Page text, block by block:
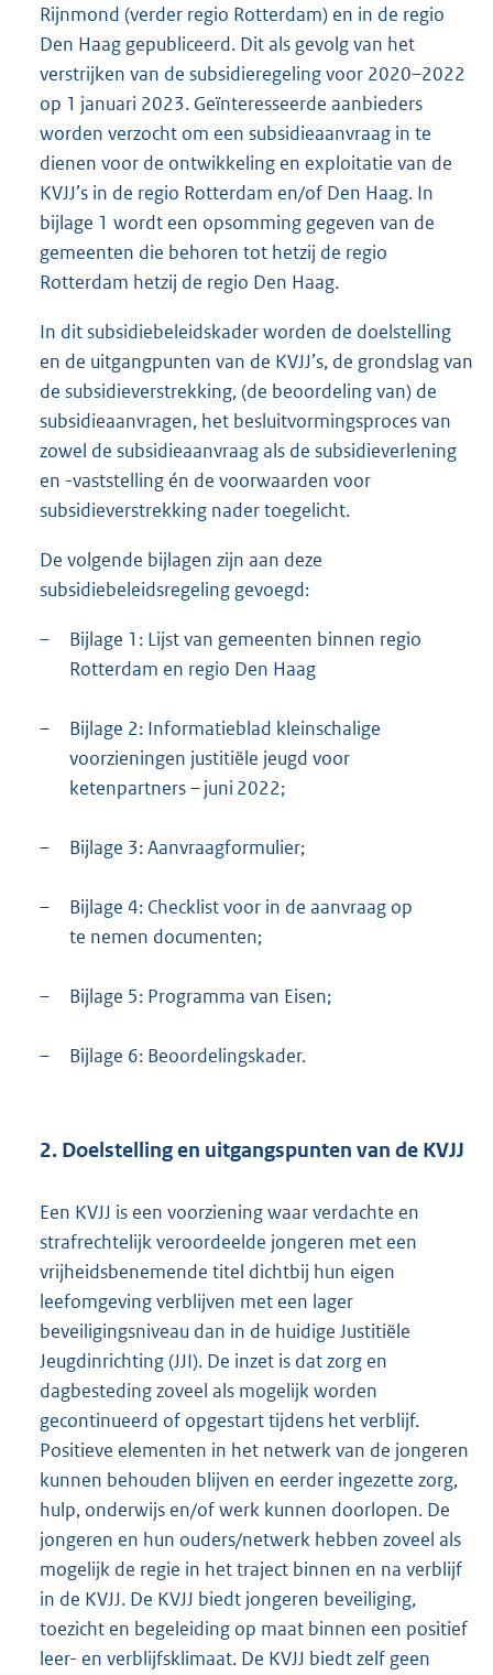
Rijnmond (verder regio Rotterdam) en in de regio
Den Haag gepubliceerd. Dit als gevolg van het
verstrijken van de subsidieregeling voor 2020–2022
op 1 januari 2023. Geïnteresseerde aanbieders
worden verzocht om een subsidieaanvraag in te
dienen voor de ontwikkeling en exploitatie van de
KVJJ’s in de regio Rotterdam en/of Den Haag. In
bijlage 1 wordt een opsomming gegeven van de
gemeenten die behoren tot hetzij de regio
Rotterdam hetzij de regio Den Haag.
In dit subsidiebeleidskader worden de doelstelling
en de uitgangpunten van de KVJJ’s, de grondslag van
de subsidieverstrekking, (de beoordeling van) de
subsidieaanvragen, het besluitvormingsproces van
zowel de subsidieaanvraag als de subsidieverlening
en -vaststelling én de voorwaarden voor
subsidieverstrekking nader toegelicht.
De volgende bijlagen zijn aan deze
subsidiebeleidsregeling gevoegd:
–
Bijlage 1: Lijst van gemeenten binnen regio
Rotterdam en regio Den Haag
–
Bijlage 2: Informatieblad kleinschalige
voorzieningen justitiële jeugd voor
ketenpartners – juni 2022;
– Bijlage 3: Aanvraagformulier;
–
Bijlage 4: Checklist voor in de aanvraag op
te nemen documenten;
– Bijlage 5: Programma van Eisen;
– Bijlage 6: Beoordelingskader.
2. Doelstelling en uitgangspunten van de KVJJ
Een KVJJ is een voorziening waar verdachte en
strafrechtelijk veroordeelde jongeren met een
vrijheidsbenemende titel dichtbij hun eigen
leefomgeving verblijven met een lager
beveiligingsniveau dan in de huidige Justitiële
Jeugdinrichting (JJI). De inzet is dat zorg en
dagbesteding zoveel als mogelijk worden
gecontinueerd of opgestart tijdens het verblijf.
Positieve elementen in het netwerk van de jongeren
kunnen behouden blijven en eerder ingezette zorg,
hulp, onderwijs en/of werk kunnen doorlopen. De
jongeren en hun ouders/netwerk hebben zoveel als
mogelijk de regie in het traject binnen en na verblijf
in de KVJJ. De KVJJ biedt jongeren beveiliging,
toezicht en begeleiding op maat binnen een positief
leer- en verblijfsklimaat. De KVJJ biedt zelf geen